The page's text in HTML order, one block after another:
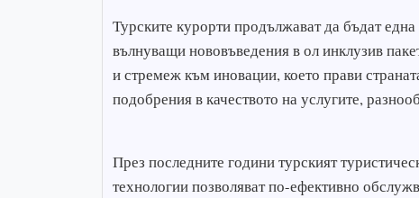
Турските курорти продължават да бъдат
вълнуващи нововъведения в ол инклузив
и стремеж към иновации, което прави
подобрения в качеството на услугите,
През последните години турският
технологии позволяват по-ефективно